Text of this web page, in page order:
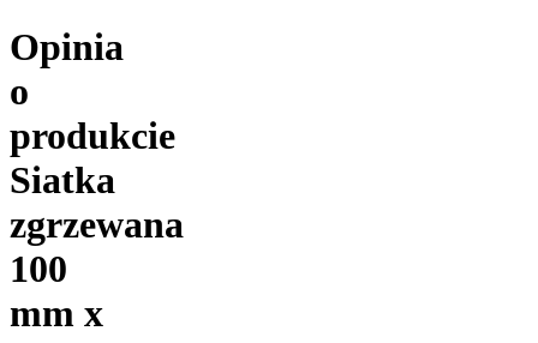
Opinia
o
produkcie
Siatka
zgrzewana
100
mm x